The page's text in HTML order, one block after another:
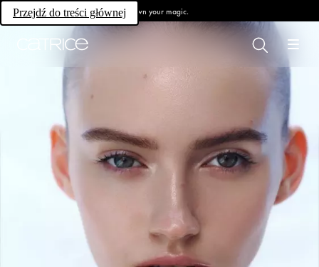
Przejdź do treści głównej Own your magic.